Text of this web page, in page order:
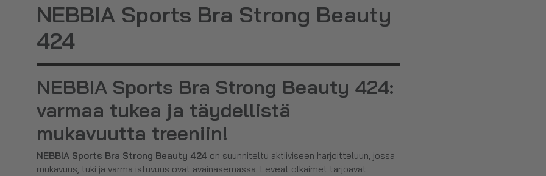
NEBBIA Sports Bra Strong Beauty
424
NEBBIA Sports Bra Strong Beauty 424:
varmaa tukea ja täydellistä
mukavuutta treeniin!
NEBBIA Sports Bra Strong Beauty 424 on suunniteltu aktiiviseen harjoitteluun, jossa
mukavuus, tuki ja varma istuvuus ovat avainasemassa. Leveät olkaimet tarjoavat